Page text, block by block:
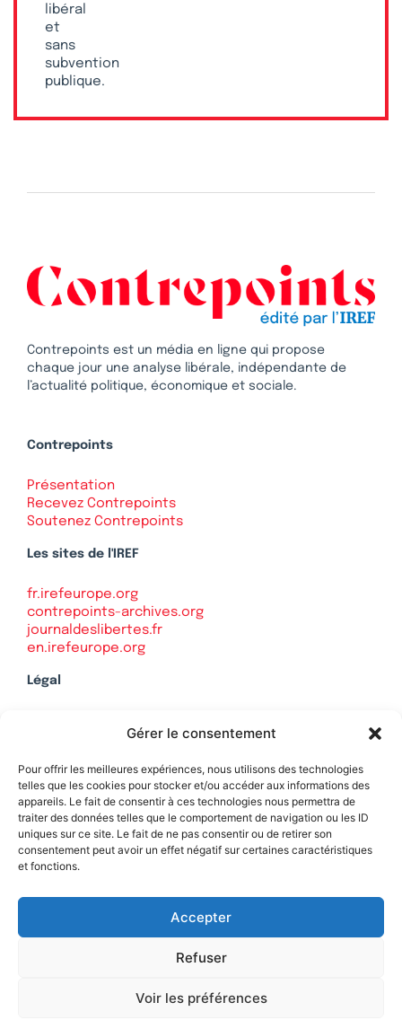
Gérer le consentement
Pour offrir les meilleures expériences, nous utilisons des technologies
telles que les cookies pour stocker et/ou accéder aux informations des
appareils. Le fait de consentir à ces technologies nous permettra de
traiter des données telles que le comportement de navigation ou les ID
uniques sur ce site. Le fait de ne pas consentir ou de retirer son
consentement peut avoir un effet négatif sur certaines caractéristiques
et fonctions.
Accepter
Refuser
Voir les préférences
libéral
et
sans
subvention
publique.
Contrepoints est un média en ligne qui propose
chaque jour une analyse libérale, indépendante de
l’actualité politique, économique et sociale.
Contrepoints
Présentation
Recevez Contrepoints
Soutenez Contrepoints
Les sites de l'IREF
fr.irefeurope.org
contrepoints-archives.org
journaldeslibertes.fr
en.irefeurope.org
Légal
Politique de confidentialité
Contact
Soutenez Contrepoints